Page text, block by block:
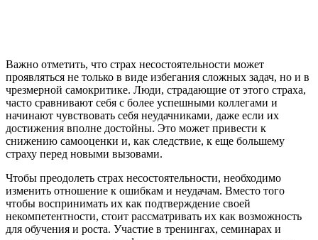
Важно отметить, что страх несостоятельности может
проявляться не только в виде избегания сложных задач, но и в
чрезмерной самокритике. Люди, страдающие от этого страха,
часто сравнивают себя с более успешными коллегами и
начинают чувствовать себя неудачниками, даже если их
достижения вполне достойны. Это может привести к
снижению самооценки и, как следствие, к еще большему
страху перед новыми вызовами.
Чтобы преодолеть страх несостоятельности, необходимо
изменить отношение к ошибкам и неудачам. Вместо того
чтобы воспринимать их как подтверждение своей
некомпетентности, стоит рассматривать их как возможность
для обучения и роста. Участие в тренингах, семинарах и